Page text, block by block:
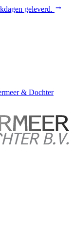
geleverd.
& Dochter